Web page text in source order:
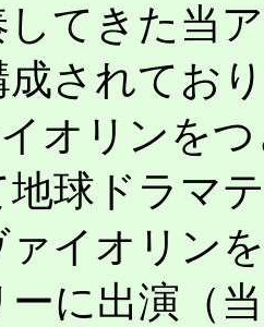
してきた当
されてお
オリンを
球ドラマ
ァイオリン
に出演（